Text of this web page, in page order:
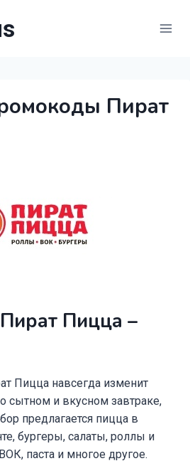
Пират
Пицца –
Пицца навсегда изменит
сытном и вкусном завтраке,
предлагается пицца в
бургеры, салаты, роллы и
паста и многое другое.